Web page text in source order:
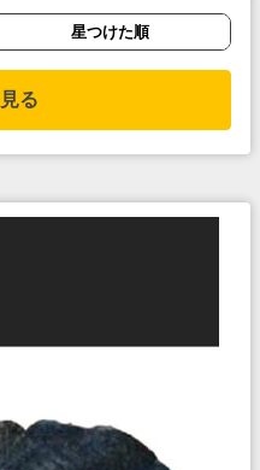
星つけた順
る